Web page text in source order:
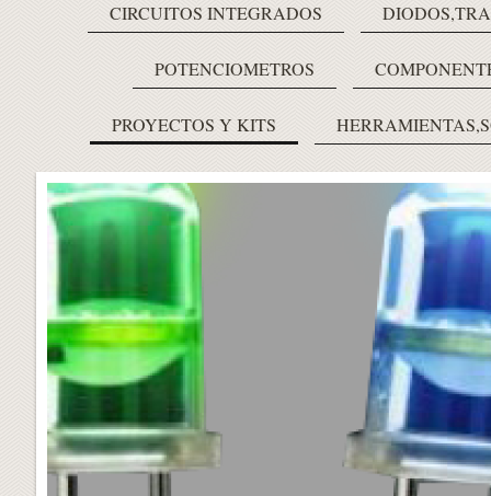
CIRCUITOS INTEGRADOS
POTENCIOMETROS
PROYECTOS Y KITS